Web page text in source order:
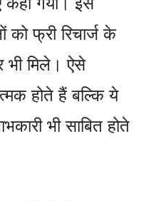
को फ्री रिचार्ज के
भी मिले। ऐसे
होते हैं बल्कि ये
भी साबित होते